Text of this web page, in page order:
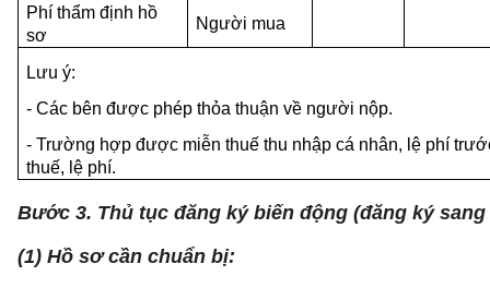
Phí thẩm định hồ
sơ
Người mua
Lưu ý:
- Các bên được phép thỏa thuận về người nộp.
- Trường hợp được miễn thuế thu nhập cá nhân, lệ phí
thuế, lệ phí.
Bước 3. Thủ tục đăng ký biến động (đăng ký sang
(1) Hồ sơ cần chuẩn bị: